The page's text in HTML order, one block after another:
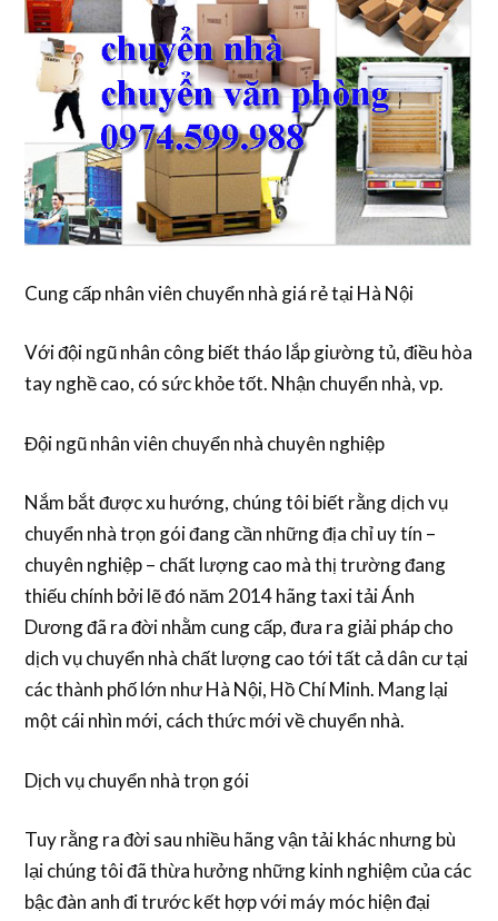
Cung cấp nhân viên chuyển nhà giá rẻ tại Hà Nội
Với đội ngũ nhân công biết tháo lắp giường tủ, điều hòa
tay nghề cao, có sức khỏe tốt. Nhận chuyển nhà, vp.
Đội ngũ nhân viên chuyển nhà chuyên nghiệp
Nắm bắt được xu hướng, chúng tôi biết rằng dịch vụ
chuyển nhà trọn gói đang cần những địa chỉ uy tín –
chuyên nghiệp – chất lượng cao mà thị trường đang
thiếu chính bởi lẽ đó năm 2014 hãng taxi tải Ánh
Dương đã ra đời nhằm cung cấp, đưa ra giải pháp cho
dịch vụ chuyển nhà chất lượng cao tới tất cả dân cư tại
các thành phố lớn như Hà Nội, Hồ Chí Minh. Mang lại
một cái nhìn mới, cách thức mới về chuyển nhà.
Dịch vụ chuyển nhà trọn gói
Tuy rằng ra đời sau nhiều hãng vận tải khác nhưng bù
lại chúng tôi đã thừa hưởng những kinh nghiệm của các
bậc đàn anh đi trước kết hợp với máy móc hiện đại